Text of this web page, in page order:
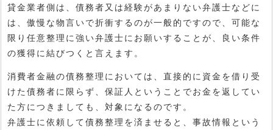
貸金業者側は、債務者又は経験があまりない弁護士などに
は、傲慢な物言いで折衝するのが一般的ですので、可能な
限り任意整理に強い弁護士にお願いすることが、良い条件
の獲得に結びつくと言えます。
消費者金融の債務整理においては、直接的に資金を借り受
けた債務者に限らず、保証人ということでお金を返してい
た方につきましても、対象になるのです。
弁護士に依頼して債務整理を済ませると、事故情報という